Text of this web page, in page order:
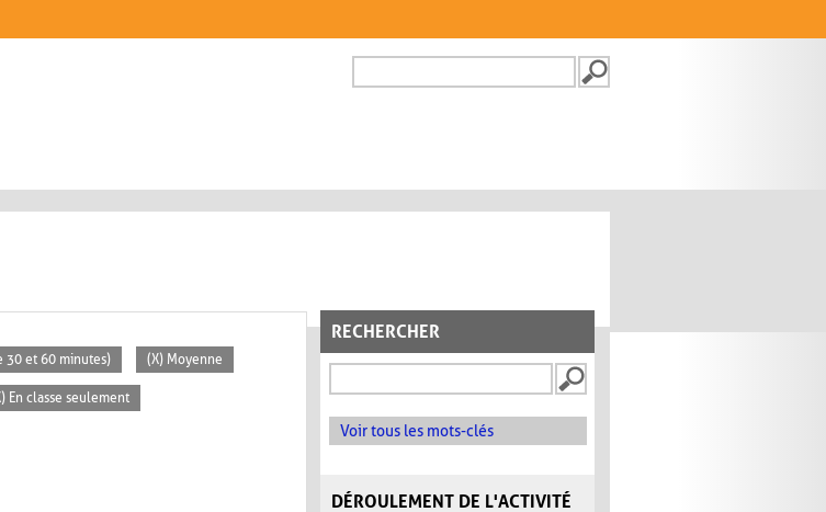
FORMULAIRE DE
RECHERCHER
Voir tous les mots-clés
DÉROULEMENT DE L'ACTIVITÉ
30 et 60 minutes) (X) Moyenne
En classe seulement